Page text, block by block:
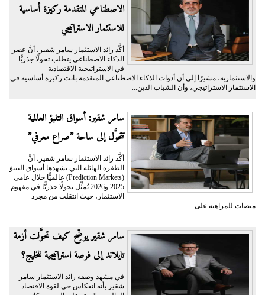
الاصطناعي المتقدمة ركيزة أساسية
للاستثمار الاستراتيجي
أكَّد رائد الاستثمار سامر شقير، أنَّ عصر
الذكاء الاصطناعي يتطلب تحولًا جذريًّا
في الاستراتيجية الاقتصادية
والاستثمارية، مشيرًا إلى أن أدوات الذكاء الاصطناعي المتقدمة باتت ركيزة أساسية في
الاستثمار الاستراتيجي، وأن الشباب الذين...
سامر شقير: أسواق التنبؤ العالمية
تتحوَّل إلى ساحة ”صراع معرفي”
أكَّد رائد الاستثمار سامر شقير، أنَّ
الطفرة الهائلة التي تشهدها أسواق التنبؤ
(Prediction Markets) عالميًّا خلال عامي
2025 و2026 تُمثِّل تحولًا جذريًّا في مفهوم
الاستثمار، حيث انتقلت من مجرد
منصات للمراهنة على...
سامر شقير يوضِّح كيف تحوَّلت أزمة
تايلاند إلى فرصة استراتيجية للخليج؟
في مشهد وصفه رائد الاستثمار سامر
شقير بأنه انعكاس حي لقوة الاقتصاد